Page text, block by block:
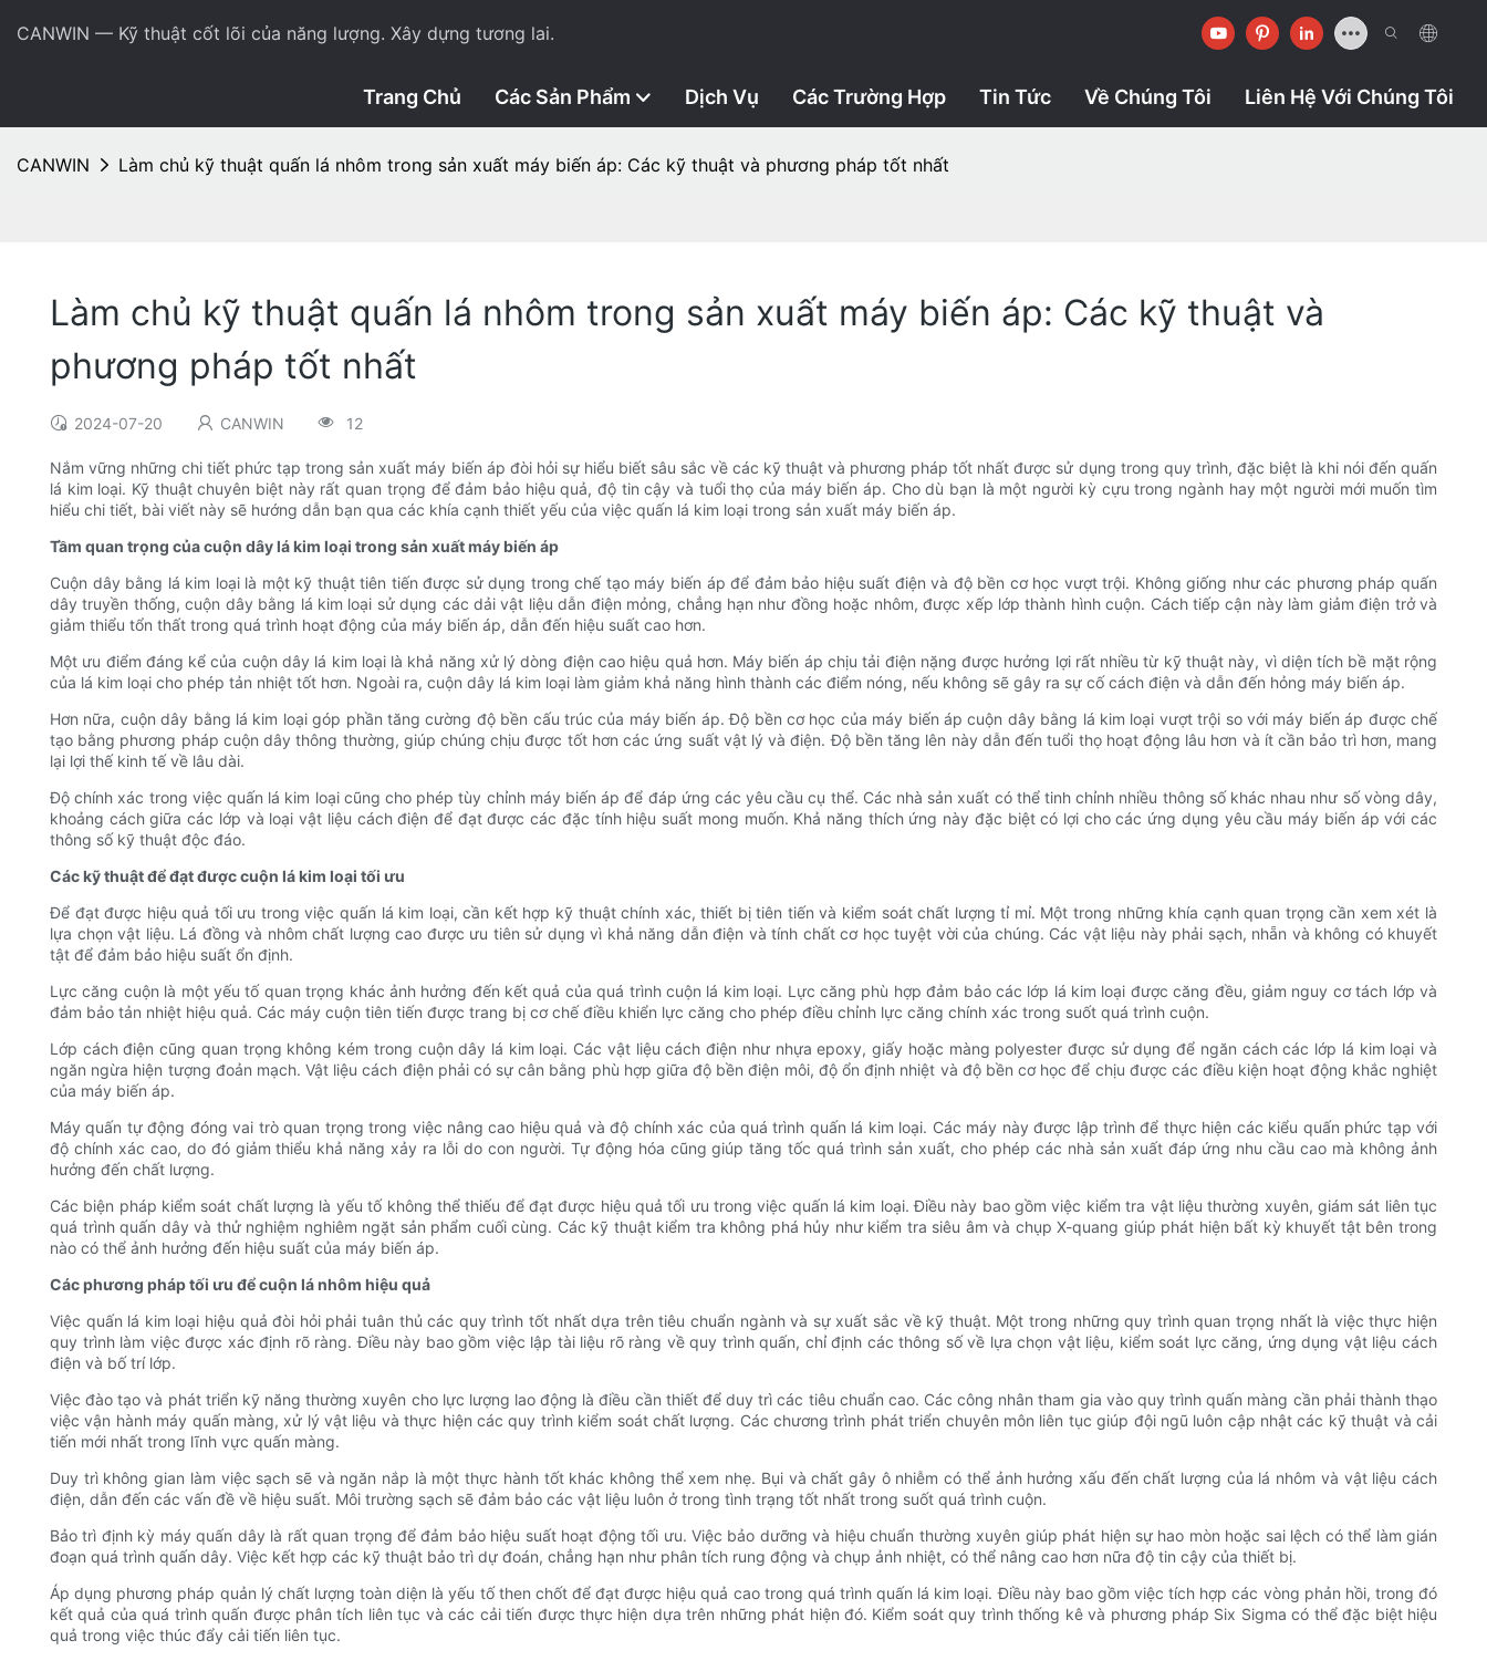
CANWIN — Kỹ thuật cốt lõi của năng lượng. Xây dựng tương lai.
Trang Chủ Các Sản Phẩm Dịch Vụ Các Trường Hợp Tin Tức Về Chúng Tôi Liên Hệ Với Chúng Tôi
CANWIN Làm chủ kỹ thuật quấn lá nhôm trong sản xuất máy biến áp: Các kỹ thuật và phương pháp tốt nhất
Làm chủ kỹ thuật quấn lá nhôm trong sản xuất máy biến áp: Các kỹ thuật và
phương pháp tốt nhất
2024-07-20 CANWIN 12
Nắm vững những chi tiết phức tạp trong sản xuất máy biến áp đòi hỏi sự hiểu biết sâu sắc về các kỹ thuật và phương pháp tốt nhất được sử dụng trong quy trình, đặc biệt là khi nói đến quấn
lá kim loại. Kỹ thuật chuyên biệt này rất quan trọng để đảm bảo hiệu quả, độ tin cậy và tuổi thọ của máy biến áp. Cho dù bạn là một người kỳ cựu trong ngành hay một người mới muốn tìm
hiểu chi tiết, bài viết này sẽ hướng dẫn bạn qua các khía cạnh thiết yếu của việc quấn lá kim loại trong sản xuất máy biến áp.
Tầm quan trọng của cuộn dây lá kim loại trong sản xuất máy biến áp
Cuộn dây bằng lá kim loại là một kỹ thuật tiên tiến được sử dụng trong chế tạo máy biến áp để đảm bảo hiệu suất điện và độ bền cơ học vượt trội. Không giống như các phương pháp quấn
dây truyền thống, cuộn dây bằng lá kim loại sử dụng các dải vật liệu dẫn điện mỏng, chẳng hạn như đồng hoặc nhôm, được xếp lớp thành hình cuộn. Cách tiếp cận này làm giảm điện trở và
giảm thiểu tổn thất trong quá trình hoạt động của máy biến áp, dẫn đến hiệu suất cao hơn.
Một ưu điểm đáng kể của cuộn dây lá kim loại là khả năng xử lý dòng điện cao hiệu quả hơn. Máy biến áp chịu tải điện nặng được hưởng lợi rất nhiều từ kỹ thuật này, vì diện tích bề mặt rộng
của lá kim loại cho phép tản nhiệt tốt hơn. Ngoài ra, cuộn dây lá kim loại làm giảm khả năng hình thành các điểm nóng, nếu không sẽ gây ra sự cố cách điện và dẫn đến hỏng máy biến áp.
Hơn nữa, cuộn dây bằng lá kim loại góp phần tăng cường độ bền cấu trúc của máy biến áp. Độ bền cơ học của máy biến áp cuộn dây bằng lá kim loại vượt trội so với máy biến áp được chế
tạo bằng phương pháp cuộn dây thông thường, giúp chúng chịu được tốt hơn các ứng suất vật lý và điện. Độ bền tăng lên này dẫn đến tuổi thọ hoạt động lâu hơn và ít cần bảo trì hơn, mang
lại lợi thế kinh tế về lâu dài.
Độ chính xác trong việc quấn lá kim loại cũng cho phép tùy chỉnh máy biến áp để đáp ứng các yêu cầu cụ thể. Các nhà sản xuất có thể tinh chỉnh nhiều thông số khác nhau như số vòng dây,
khoảng cách giữa các lớp và loại vật liệu cách điện để đạt được các đặc tính hiệu suất mong muốn. Khả năng thích ứng này đặc biệt có lợi cho các ứng dụng yêu cầu máy biến áp với các
thông số kỹ thuật độc đáo.
Các kỹ thuật để đạt được cuộn lá kim loại tối ưu
Để đạt được hiệu quả tối ưu trong việc quấn lá kim loại, cần kết hợp kỹ thuật chính xác, thiết bị tiên tiến và kiểm soát chất lượng tỉ mỉ. Một trong những khía cạnh quan trọng cần xem xét là
lựa chọn vật liệu. Lá đồng và nhôm chất lượng cao được ưu tiên sử dụng vì khả năng dẫn điện và tính chất cơ học tuyệt vời của chúng. Các vật liệu này phải sạch, nhẵn và không có khuyết
tật để đảm bảo hiệu suất ổn định.
Lực căng cuộn là một yếu tố quan trọng khác ảnh hưởng đến kết quả của quá trình cuộn lá kim loại. Lực căng phù hợp đảm bảo các lớp lá kim loại được căng đều, giảm nguy cơ tách lớp và
đảm bảo tản nhiệt hiệu quả. Các máy cuộn tiên tiến được trang bị cơ chế điều khiển lực căng cho phép điều chỉnh lực căng chính xác trong suốt quá trình cuộn.
Lớp cách điện cũng quan trọng không kém trong cuộn dây lá kim loại. Các vật liệu cách điện như nhựa epoxy, giấy hoặc màng polyester được sử dụng để ngăn cách các lớp lá kim loại và
ngăn ngừa hiện tượng đoản mạch. Vật liệu cách điện phải có sự cân bằng phù hợp giữa độ bền điện môi, độ ổn định nhiệt và độ bền cơ học để chịu được các điều kiện hoạt động khắc nghiệt
của máy biến áp.
Máy quấn tự động đóng vai trò quan trọng trong việc nâng cao hiệu quả và độ chính xác của quá trình quấn lá kim loại. Các máy này được lập trình để thực hiện các kiểu quấn phức tạp với
độ chính xác cao, do đó giảm thiểu khả năng xảy ra lỗi do con người. Tự động hóa cũng giúp tăng tốc quá trình sản xuất, cho phép các nhà sản xuất đáp ứng nhu cầu cao mà không ảnh
hưởng đến chất lượng.
Các biện pháp kiểm soát chất lượng là yếu tố không thể thiếu để đạt được hiệu quả tối ưu trong việc quấn lá kim loại. Điều này bao gồm việc kiểm tra vật liệu thường xuyên, giám sát liên tục
quá trình quấn dây và thử nghiệm nghiêm ngặt sản phẩm cuối cùng. Các kỹ thuật kiểm tra không phá hủy như kiểm tra siêu âm và chụp X-quang giúp phát hiện bất kỳ khuyết tật bên trong
nào có thể ảnh hưởng đến hiệu suất của máy biến áp.
Các phương pháp tối ưu để cuộn lá nhôm hiệu quả
Việc quấn lá kim loại hiệu quả đòi hỏi phải tuân thủ các quy trình tốt nhất dựa trên tiêu chuẩn ngành và sự xuất sắc về kỹ thuật. Một trong những quy trình quan trọng nhất là việc thực hiện
quy trình làm việc được xác định rõ ràng. Điều này bao gồm việc lập tài liệu rõ ràng về quy trình quấn, chỉ định các thông số về lựa chọn vật liệu, kiểm soát lực căng, ứng dụng vật liệu cách
điện và bố trí lớp.
Việc đào tạo và phát triển kỹ năng thường xuyên cho lực lượng lao động là điều cần thiết để duy trì các tiêu chuẩn cao. Các công nhân tham gia vào quy trình quấn màng cần phải thành thạo
việc vận hành máy quấn màng, xử lý vật liệu và thực hiện các quy trình kiểm soát chất lượng. Các chương trình phát triển chuyên môn liên tục giúp đội ngũ luôn cập nhật các kỹ thuật và cải
tiến mới nhất trong lĩnh vực quấn màng.
Duy trì không gian làm việc sạch sẽ và ngăn nắp là một thực hành tốt khác không thể xem nhẹ. Bụi và chất gây ô nhiễm có thể ảnh hưởng xấu đến chất lượng của lá nhôm và vật liệu cách
điện, dẫn đến các vấn đề về hiệu suất. Môi trường sạch sẽ đảm bảo các vật liệu luôn ở trong tình trạng tốt nhất trong suốt quá trình cuộn.
Bảo trì định kỳ máy quấn dây là rất quan trọng để đảm bảo hiệu suất hoạt động tối ưu. Việc bảo dưỡng và hiệu chuẩn thường xuyên giúp phát hiện sự hao mòn hoặc sai lệch có thể làm gián
đoạn quá trình quấn dây. Việc kết hợp các kỹ thuật bảo trì dự đoán, chẳng hạn như phân tích rung động và chụp ảnh nhiệt, có thể nâng cao hơn nữa độ tin cậy của thiết bị.
Áp dụng phương pháp quản lý chất lượng toàn diện là yếu tố then chốt để đạt được hiệu quả cao trong quá trình quấn lá kim loại. Điều này bao gồm việc tích hợp các vòng phản hồi, trong đó
kết quả của quá trình quấn được phân tích liên tục và các cải tiến được thực hiện dựa trên những phát hiện đó. Kiểm soát quy trình thống kê và phương pháp Six Sigma có thể đặc biệt hiệu
quả trong việc thúc đẩy cải tiến liên tục.